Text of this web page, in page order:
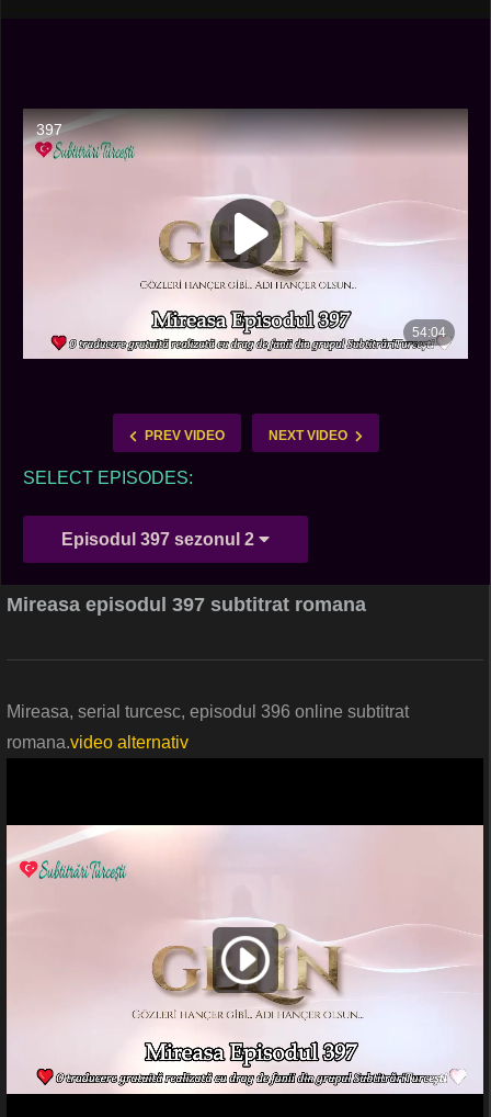
PREV VIDEO NEXT VIDEO
SELECT EPISODES:
Episodul 397 sezonul 2
Mireasa episodul 397 subtitrat romana
Mireasa, serial turcesc, episodul 396 online subtitrat
romana.video alternativ